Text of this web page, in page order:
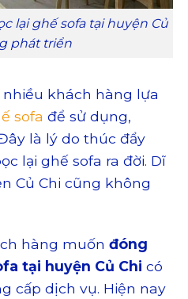
lại ghế sofa tại huyện Củ
phát triển
khách hàng lựa
sofa để sử dụng,
là lý do thúc đẩy
lại ghế sofa ra đời. Dĩ
Củ Chi cũng không
hàng muốnđóng
tại huyện Củ Chicó
cấp dịch vụ. Hiện nay